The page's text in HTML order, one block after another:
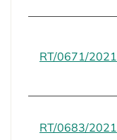
RT/0671/2021
RT/0683/2021